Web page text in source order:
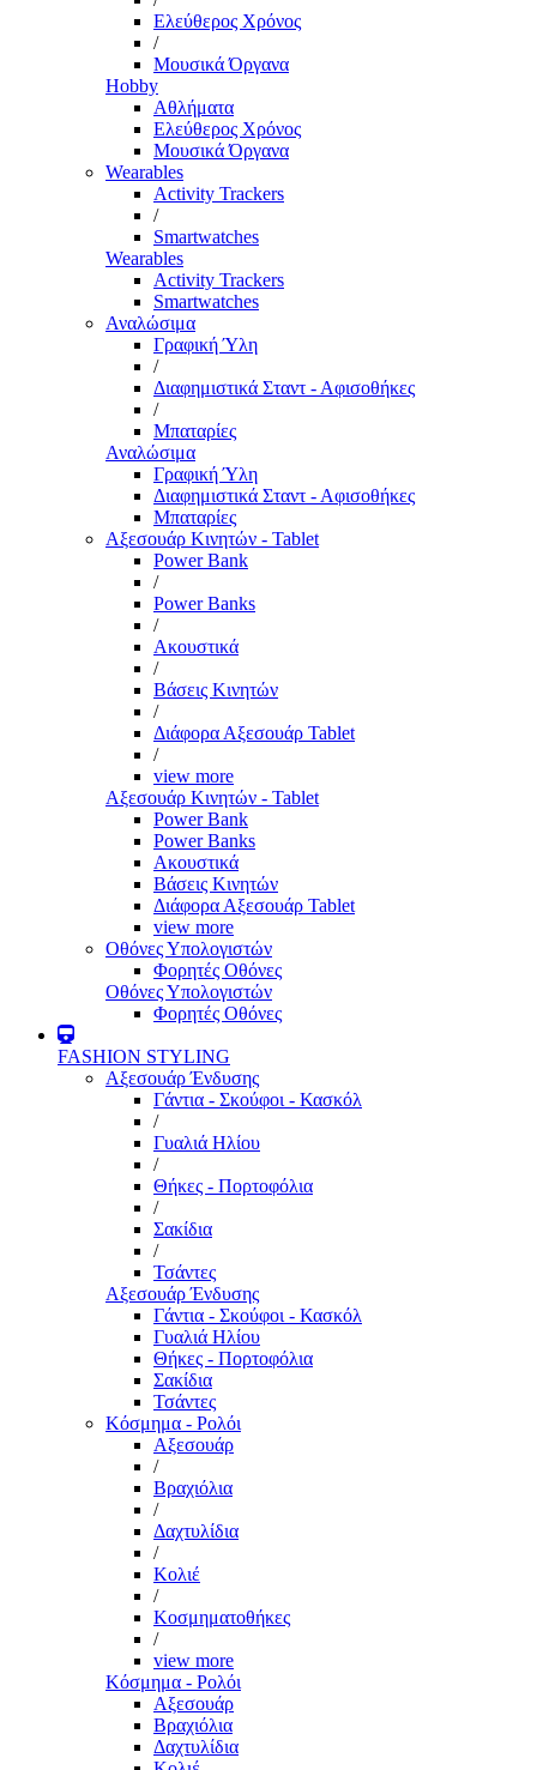
Ελεύθερος Χρόνος
/
Μουσικά Όργανα
Hobby
Αθλήματα
Ελεύθερος Χρόνος
Μουσικά Όργανα
Wearables
Activity Trackers
/
Smartwatches
Wearables
Activity Trackers
Smartwatches
Αναλώσιμα
Γραφική Ύλη
/
Διαφημιστικά Σταντ - Αφισοθήκες
/
Μπαταρίες
Αναλώσιμα
Γραφική Ύλη
Διαφημιστικά Σταντ - Αφισοθήκες
Μπαταρίες
Αξεσουάρ Κινητών - Tablet
Power Bank
/
Power Banks
/
Ακουστικά
/
Βάσεις Κινητών
/
Διάφορα Αξεσουάρ Tablet
/
view more
Αξεσουάρ Κινητών - Tablet
Power Bank
Power Banks
Ακουστικά
Βάσεις Κινητών
Διάφορα Αξεσουάρ Tablet
view more
Οθόνες Υπολογιστών
Φορητές Οθόνες
Οθόνες Υπολογιστών
Φορητές Οθόνες
FASHION STYLING
Αξεσουάρ Ένδυσης
Γάντια - Σκούφοι - Κασκόλ
/
Γυαλιά Ηλίου
/
Θήκες - Πορτοφόλια
/
Σακίδια
/
Τσάντες
Αξεσουάρ Ένδυσης
Γάντια - Σκούφοι - Κασκόλ
Γυαλιά Ηλίου
Θήκες - Πορτοφόλια
Σακίδια
Τσάντες
Κόσμημα - Ρολόι
Αξεσουάρ
/
Βραχιόλια
/
Δαχτυλίδια
/
Κολιέ
/
Κοσμηματοθήκες
/
view more
Κόσμημα - Ρολόι
Αξεσουάρ
Βραχιόλια
Δαχτυλίδια